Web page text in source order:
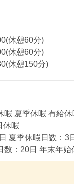
休憩60分)
休憩60分)
休憩150分)
暇 夏季休暇 有給
休暇
夏季休暇日数：3
数：20日 年末年始